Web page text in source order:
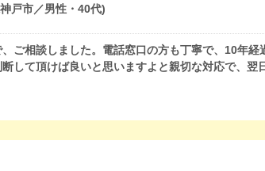
戸市／男性・40代)
ご相談しました。電話窓口の方も丁寧で、10年
して頂けば良いと思いますよと親切な対応で、翌